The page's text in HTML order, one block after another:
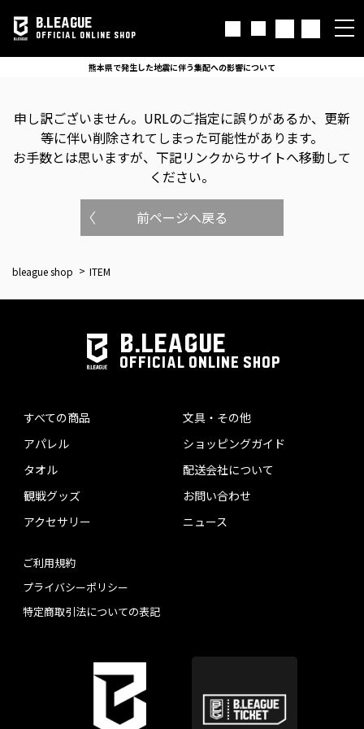
B.LEAGUE
OFFICIAL ONLINE SHOP
熊本県で発生した地震に伴う集配への影響について
申し訳ございません。 URLのご指定に誤りがあるか、更新
等に伴い削除されてしまった可能性があります。
お手数とは思いますが、下記リンクからサイトへ移動して
ください。
前ページへ戻る
bleague shop ITEM
B.LEAGUE
OFFICIAL ONLINE SHOP
すべての商品
アパレル
タオル
観戦グッズ
アクセサリー
文具・その他
ショッピングガイド
配送会社について
お問い合わせ
ニュース
ご利用規約
プライバシーポリシー
特定商取引法についての表記